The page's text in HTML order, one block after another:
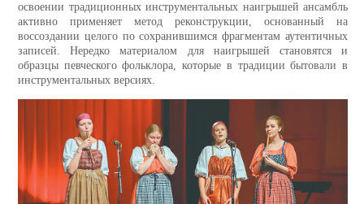
освоении традиционных инструментальных наигрышей ансамбль
активно применяет метод реконструкции, основанный на
воссоздании целого по сохранившимся фрагментам аутентичных
записей. Нередко материалом для наигрышей становятся и
образцы певческого фольклора, которые в традиции бытовали в
инструментальных версиях.